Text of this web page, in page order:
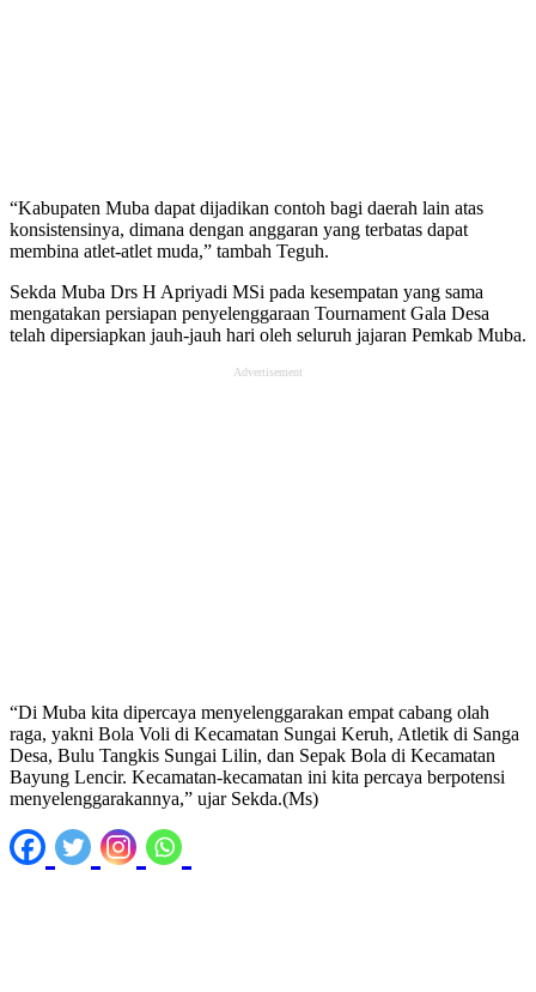
“Kabupaten Muba dapat dijadikan contoh bagi daerah lain atas
konsistensinya, dimana dengan anggaran yang terbatas dapat
membina atlet-atlet muda,” tambah Teguh.
Sekda Muba Drs H Apriyadi MSi pada kesempatan yang sama
mengatakan persiapan penyelenggaraan Tournament Gala Desa
telah dipersiapkan jauh-jauh hari oleh seluruh jajaran Pemkab Muba.
Advertisement
“Di Muba kita dipercaya menyelenggarakan empat cabang olah
raga, yakni Bola Voli di Kecamatan Sungai Keruh, Atletik di Sanga
Desa, Bulu Tangkis Sungai Lilin, dan Sepak Bola di Kecamatan
Bayung Lencir. Kecamatan-kecamatan ini kita percaya berpotensi
menyelenggarakannya,” ujar Sekda.(Ms)